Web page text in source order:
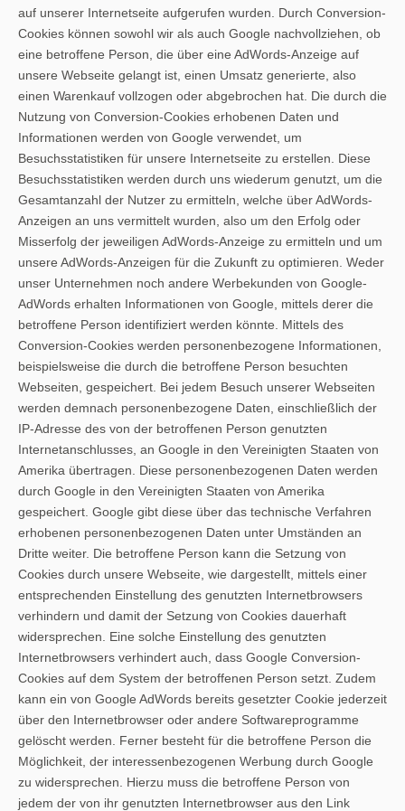
auf unserer Internetseite aufgerufen wurden. Durch Conversion-
Cookies können sowohl wir als auch Google nachvollziehen, ob
eine betroffene Person, die über eine AdWords-Anzeige auf
unsere Webseite gelangt ist, einen Umsatz generierte, also
einen Warenkauf vollzogen oder abgebrochen hat. Die durch die
Nutzung von Conversion-Cookies erhobenen Daten und
Informationen werden von Google verwendet, um
Besuchsstatistiken für unsere Internetseite zu erstellen. Diese
Besuchsstatistiken werden durch uns wiederum genutzt, um die
Gesamtanzahl der Nutzer zu ermitteln, welche über AdWords-
Anzeigen an uns vermittelt wurden, also um den Erfolg oder
Misserfolg der jeweiligen AdWords-Anzeige zu ermitteln und um
unsere AdWords-Anzeigen für die Zukunft zu optimieren. Weder
unser Unternehmen noch andere Werbekunden von Google-
AdWords erhalten Informationen von Google, mittels derer die
betroffene Person identifiziert werden könnte. Mittels des
Conversion-Cookies werden personenbezogene Informationen,
beispielsweise die durch die betroffene Person besuchten
Webseiten, gespeichert. Bei jedem Besuch unserer Webseiten
werden demnach personenbezogene Daten, einschließlich der
IP-Adresse des von der betroffenen Person genutzten
Internetanschlusses, an Google in den Vereinigten Staaten von
Amerika übertragen. Diese personenbezogenen Daten werden
durch Google in den Vereinigten Staaten von Amerika
gespeichert. Google gibt diese über das technische Verfahren
erhobenen personenbezogenen Daten unter Umständen an
Dritte weiter. Die betroffene Person kann die Setzung von
Cookies durch unsere Webseite, wie dargestellt, mittels einer
entsprechenden Einstellung des genutzten Internetbrowsers
verhindern und damit der Setzung von Cookies dauerhaft
widersprechen. Eine solche Einstellung des genutzten
Internetbrowsers verhindert auch, dass Google Conversion-
Cookies auf dem System der betroffenen Person setzt. Zudem
kann ein von Google AdWords bereits gesetzter Cookie jederzeit
über den Internetbrowser oder andere Softwareprogramme
gelöscht werden. Ferner besteht für die betroffene Person die
Möglichkeit, der interessenbezogenen Werbung durch Google
zu widersprechen. Hierzu muss die betroffene Person von
jedem der von ihr genutzten Internetbrowser aus den Link